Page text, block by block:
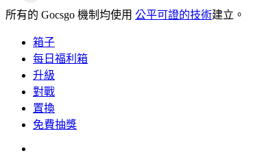
所有的 Gocsgo 機制均使用 公平可證的技術建立。
箱子
每日福利箱
升級
對戰
置換
免費抽獎